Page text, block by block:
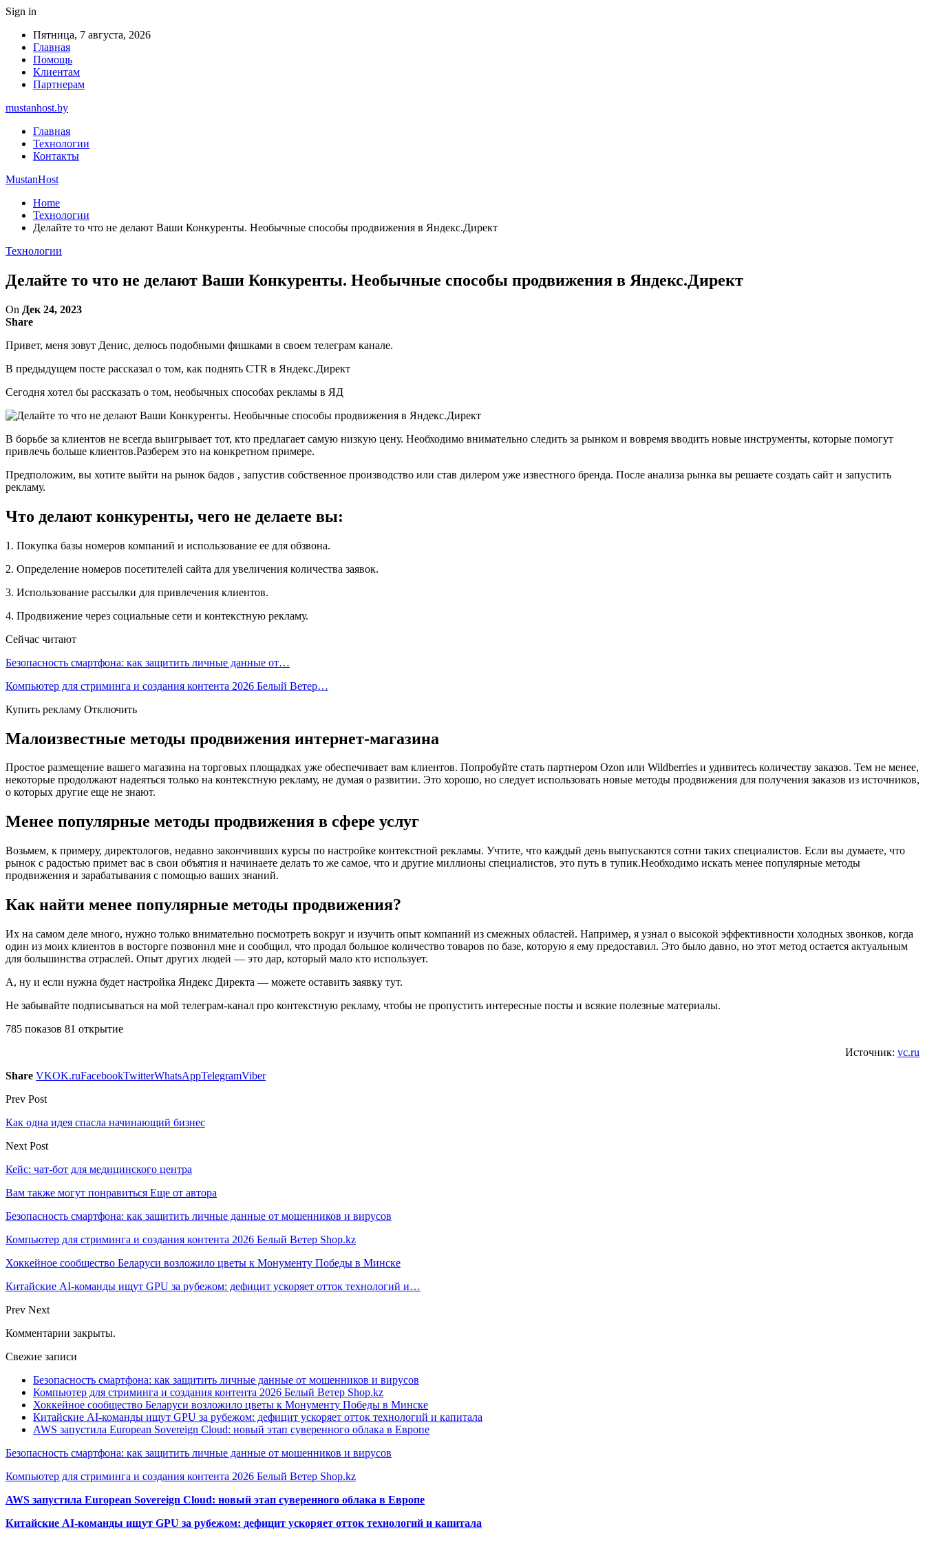
Sign in
Пятница, 7 августа, 2026
Главная
Помощь
Клиентам
Партнерам
mustanhost.by
Главная
Технологии
Контакты
MustanHost
Home
Технологии
Делайте то что не делают Ваши Конкуренты. Необычные способы продвижения в Яндекс.Директ
Технологии
Делайте то что не делают Ваши Конкуренты. Необычные способы продвижения в Яндекс.Директ
On Дек 24, 2023
Share
Привет, меня зовут Денис, делюсь подобными фишками в своем телеграм канале.
В предыдущем посте рассказал о том, как поднять CTR в Яндекс.Директ
Сегодня хотел бы рассказать о том, необычных способах рекламы в ЯД
В борьбе за клиентов не всегда выигрывает тот, кто предлагает самую низкую цену. Необходимо внимательно следить за рынком и вовремя вводить новые инструменты, которые помогут
привлечь больше клиентов.Разберем это на конкретном примере.
Предположим, вы хотите выйти на рынок бадов , запустив собственное производство или став дилером уже известного бренда. После анализа рынка вы решаете создать сайт и запустить
рекламу.
Что делают конкуренты, чего не делаете вы:
1. Покупка базы номеров компаний и использование ее для обзвона.
2. Определение номеров посетителей сайта для увеличения количества заявок.
3. Использование рассылки для привлечения клиентов.
4. Продвижение через социальные сети и контекстную рекламу.
Сейчас читают
Безопасность смартфона: как защитить личные данные от…
Компьютер для стриминга и создания контента 2026 Белый Ветер…
Купить рекламу Отключить
Малоизвестные методы продвижения интернет-магазина
Простое размещение вашего магазина на торговых площадках уже обеспечивает вам клиентов. Попробуйте стать партнером Ozon или Wildberries и удивитесь количеству заказов. Тем не менее,
некоторые продолжают надеяться только на контекстную рекламу, не думая о развитии. Это хорошо, но следует использовать новые методы продвижения для получения заказов из источников,
о которых другие еще не знают.
Менее популярные методы продвижения в сфере услуг
Возьмем, к примеру, директологов, недавно закончивших курсы по настройке контекстной рекламы. Учтите, что каждый день выпускаются сотни таких специалистов. Если вы думаете, что
рынок с радостью примет вас в свои объятия и начинаете делать то же самое, что и другие миллионы специалистов, это путь в тупик.Необходимо искать менее популярные методы
продвижения и зарабатывания с помощью ваших знаний.
Как найти менее популярные методы продвижения?
Их на самом деле много, нужно только внимательно посмотреть вокруг и изучить опыт компаний из смежных областей. Например, я узнал о высокой эффективности холодных звонков, когда
один из моих клиентов в восторге позвонил мне и сообщил, что продал большое количество товаров по базе, которую я ему предоставил. Это было давно, но этот метод остается актуальным
для большинства отраслей. Опыт других людей — это дар, который мало кто использует.
А, ну и если нужна будет настройка Яндекс Директа — можете оставить заявку тут.
Не забывайте подписываться на мой телеграм-канал про контекстную рекламу, чтобы не пропустить интересные посты и всякие полезные материалы.
785 показов 81 открытие
Источник: vc.ru
Share VKOK.ruFacebookTwitterWhatsAppTelegramViber
Prev Post
Как одна идея спасла начинающий бизнес
Next Post
Кейс: чат-бот для медицинского центра
Вам также могут понравиться Еще от автора
Безопасность смартфона: как защитить личные данные от мошенников и вирусов
Компьютер для стриминга и создания контента 2026 Белый Ветер Shop.kz
Хоккейное сообщество Беларуси возложило цветы к Монументу Победы в Минске
Китайские AI-команды ищут GPU за рубежом: дефицит ускоряет отток технологий и…
Prev Next
Комментарии закрыты.
Свежие записи
Безопасность смартфона: как защитить личные данные от мошенников и вирусов
Компьютер для стриминга и создания контента 2026 Белый Ветер Shop.kz
Хоккейное сообщество Беларуси возложило цветы к Монументу Победы в Минске
Китайские AI-команды ищут GPU за рубежом: дефицит ускоряет отток технологий и капитала
AWS запустила European Sovereign Cloud: новый этап суверенного облака в Европе
Безопасность смартфона: как защитить личные данные от мошенников и вирусов
Компьютер для стриминга и создания контента 2026 Белый Ветер Shop.kz
AWS запустила European Sovereign Cloud: новый этап суверенного облака в Европе
Китайские AI-команды ищут GPU за рубежом: дефицит ускоряет отток технологий и капитала